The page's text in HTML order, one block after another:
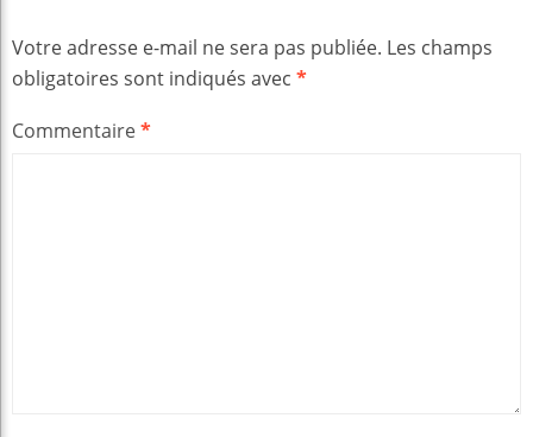
Votre adresse e-mail ne sera pas publiée. Les champs
obligatoires sont indiqués avec *
Commentaire*